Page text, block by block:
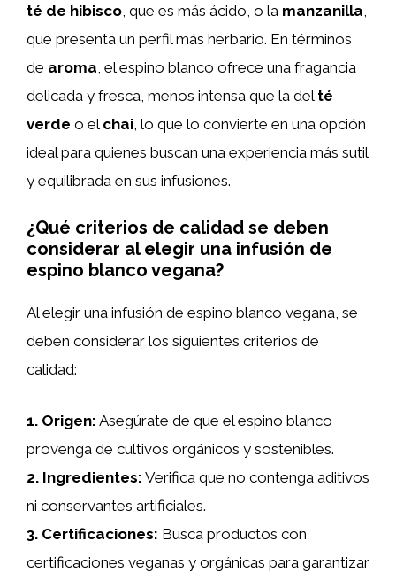
té de hibisco , que es más ácido, o la manzanilla
que presenta un perfil más herbario. En términos
de aroma , el espino blanco ofrece una fragancia
delicada y fresca, menos intensa que la del té
verde o el chai , lo que lo convierte en una opción
ideal para quienes buscan una experiencia más sutil
y equilibrada en sus infusiones.
¿Qué criterios de calidad se deben
considerar al elegir una infusión de
espino blanco vegana?
Al elegir una infusión de espino blanco vegana, se
deben considerar los siguientes criterios de
calidad:
1. Origen: Asegúrate de que el espino blanco
provenga de cultivos orgánicos y sostenibles.
2. Ingredientes: Verifica que no contenga aditivos
ni conservantes artificiales.
3. Certificaciones: Busca productos con
certificaciones veganas y orgánicas para garantizar